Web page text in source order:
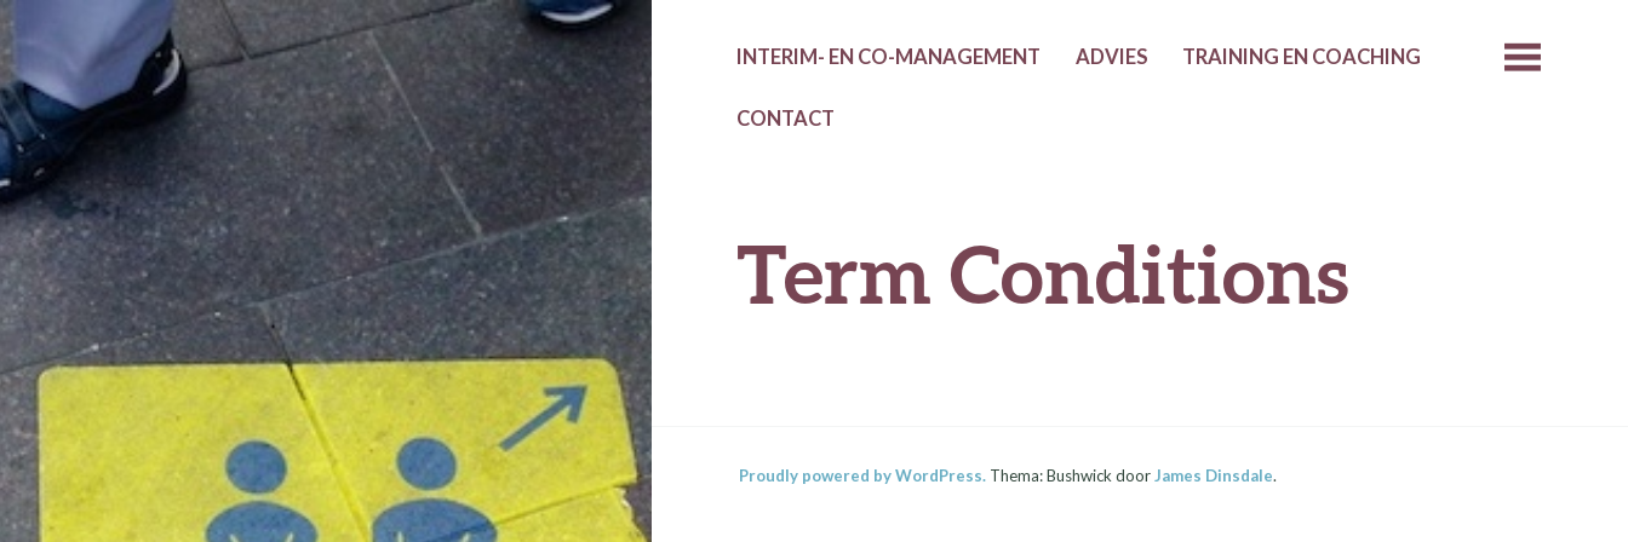
INTERIM- EN CO-MANAGEMENT ADVIES TRAINING EN COACHING
CONTACT
Term Conditions
Proudly powered by WordPress.Thema: Bushwick doorJames Dinsdale.